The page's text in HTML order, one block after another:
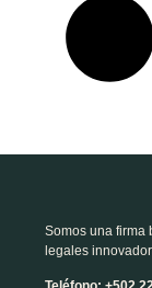
Somos una firma
legales